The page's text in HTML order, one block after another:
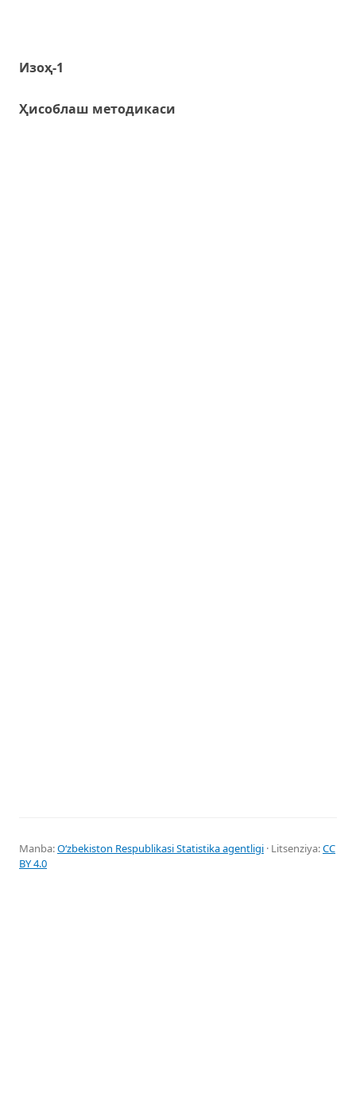
Изоҳ-1
Ҳисоблаш методикаси
Manba:Oʻzbekiston Respublikasi Statistika agentligi · Litsenziya:CC
BY 4.0